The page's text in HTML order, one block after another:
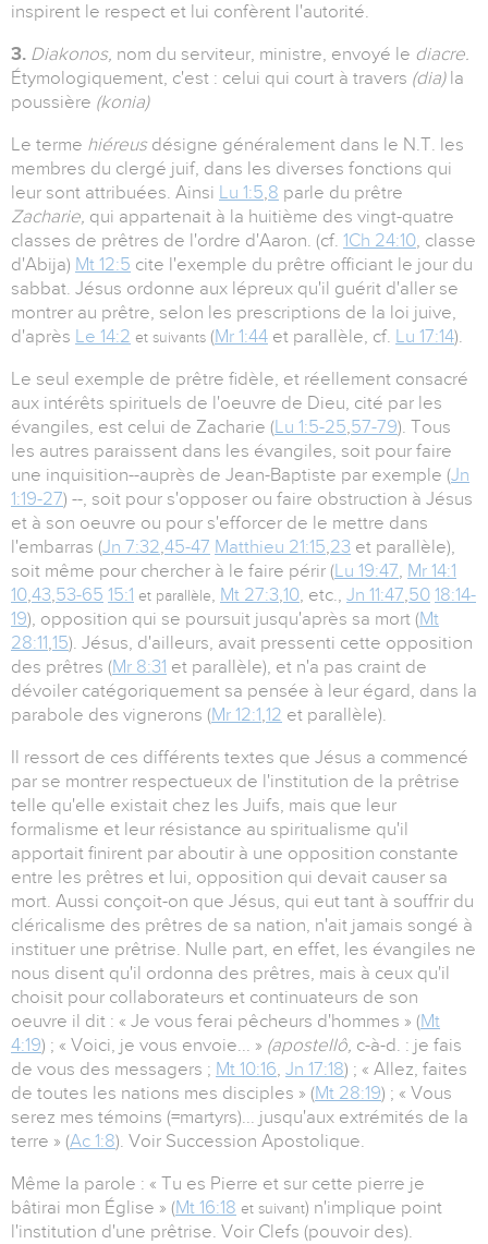
inspirent le respect et lui confèrent l'autorité.
3. Diakonos, nom du serviteur, ministre, envoyé le diacre.
Étymologiquement, c'est : celui qui court à travers (dia) la
poussière (konia)
Le terme hiéreus désigne généralement dans le N.T. les
membres du clergé juif, dans les diverses fonctions qui
leur sont attribuées. Ainsi Lu 1:5,8 parle du prêtre
Zacharie, qui appartenait à la huitième des vingt-quatre
classes de prêtres de l'ordre d'Aaron. (cf. 1Ch 24:10, classe
d'Abija) Mt 12:5 cite l'exemple du prêtre officiant le jour du
sabbat. Jésus ordonne aux lépreux qu'il guérit d'aller se
montrer au prêtre, selon les prescriptions de la loi juive,
d'après Le 14:2 et suivants (Mr 1:44 et parallèle, cf. Lu 17:14).
Le seul exemple de prêtre fidèle, et réellement consacré
aux intérêts spirituels de l'oeuvre de Dieu, cité par les
évangiles, est celui de Zacharie (Lu 1:5-25,57-79). Tous
les autres paraissent dans les évangiles, soit pour faire
une inquisition--auprès de Jean-Baptiste par exemple (Jn
1:19-27) --, soit pour s'opposer ou faire obstruction à Jésus
et à son oeuvre ou pour s'efforcer de le mettre dans
l'embarras (Jn 7:32,45-47 Matthieu 21:15,23 et parallèle),
soit même pour chercher à le faire périr (Lu 19:47, Mr 14:1
10,43,53-65 15:1 et parallèle, Mt 27:3,10, etc., Jn 11:47,50 18:14-
19), opposition qui se poursuit jusqu'après sa mort (Mt
28:11,15). Jésus, d'ailleurs, avait pressenti cette opposition
des prêtres (Mr 8:31 et parallèle), et n'a pas craint de
dévoiler catégoriquement sa pensée à leur égard, dans la
parabole des vignerons (Mr 12:1,12 et parallèle).
Il ressort de ces différents textes que Jésus a commencé
par se montrer respectueux de l'institution de la prêtrise
telle qu'elle existait chez les Juifs, mais que leur
formalisme et leur résistance au spiritualisme qu'il
apportait finirent par aboutir à une opposition constante
entre les prêtres et lui, opposition qui devait causer sa
mort. Aussi conçoit-on que Jésus, qui eut tant à souffrir du
cléricalisme des prêtres de sa nation, n'ait jamais songé à
instituer une prêtrise. Nulle part, en effet, les évangiles ne
nous disent qu'il ordonna des prêtres, mais à ceux qu'il
choisit pour collaborateurs et continuateurs de son
oeuvre il dit : « Je vous ferai pêcheurs d'hommes » (Mt
4:19) ; « Voici, je vous envoie... » (apostellô, c-à-d. : je fais
de vous des messagers ; Mt 10:16, Jn 17:18) ; « Allez, faites
de toutes les nations mes disciples » (Mt 28:19) ; « Vous
serez mes témoins (=martyrs)... jusqu'aux extrémités de la
terre » (Ac 1:8). Voir Succession Apostolique.
Même la parole : « Tu es Pierre et sur cette pierre je
bâtirai mon Église » (Mt 16:18 et suivant) n'implique point
l'institution d'une prêtrise. Voir Clefs (pouvoir des).